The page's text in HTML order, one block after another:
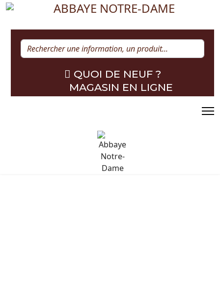
Rechercher
QUOI DE NEUF ?
MAGASIN EN LIGNE